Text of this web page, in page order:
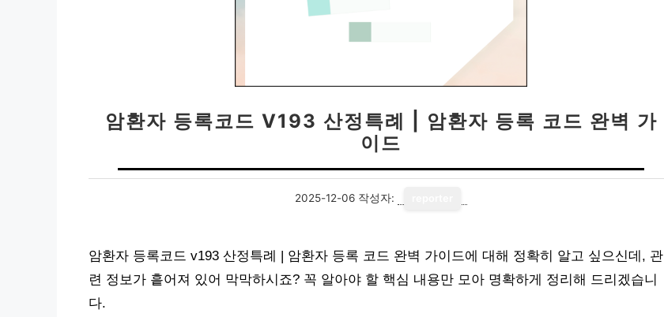
암환자 등록코드 V193 산정특례 | 암환자 등록 코드 완벽 가
이드
2025-12-06 작성자:
암환자 등록코드 v193 산정특례 | 암환자 등록 코드 완벽 가이드에 대해 정확히 알고 싶으신데, 관
련 정보가 흩어져 있어 막막하시죠? 꼭 알아야 할 핵심 내용만 모아 명확하게 정리해 드리겠습니
다.